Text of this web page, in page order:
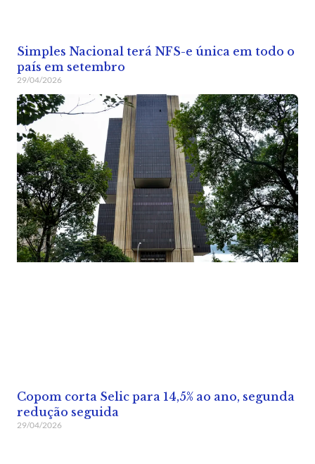
Simples Nacional terá NFS-e única em todo o
país em setembro
29/04/2026
Copom corta Selic para 14,5% ao ano, segunda
redução seguida
29/04/2026